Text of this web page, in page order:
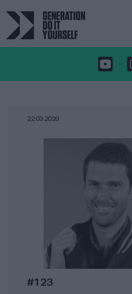
22.03.2020
#123